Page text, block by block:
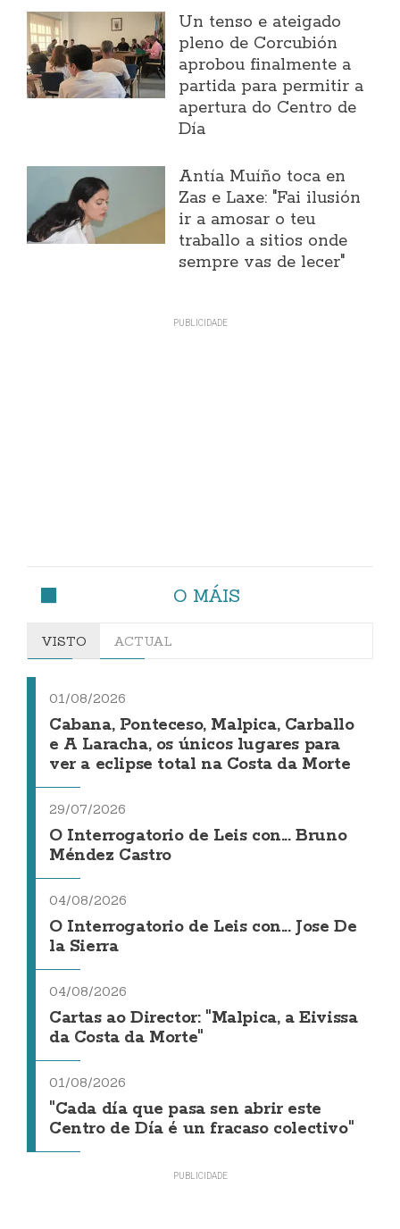
Un tenso e ateigado
pleno de Corcubión
aprobou finalmente a
partida para permitir a
apertura do Centro de
Día
Antía Muíño toca en
Zas e Laxe: "Fai ilusión
ir a amosar o teu
traballo a sitios onde
sempre vas de lecer"
O MÁIS
VISTO ACTUAL
01/08/2026
Cabana, Ponteceso, Malpica, Carballo
e A Laracha, os únicos lugares para
ver a eclipse total na Costa da Morte
29/07/2026
O Interrogatorio de Leis con... Bruno
Méndez Castro
04/08/2026
O Interrogatorio de Leis con... Jose De
la Sierra
04/08/2026
Cartas ao Director: "Malpica, a Eivissa
da Costa da Morte"
01/08/2026
"Cada día que pasa sen abrir este
Centro de Día é un fracaso colectivo"